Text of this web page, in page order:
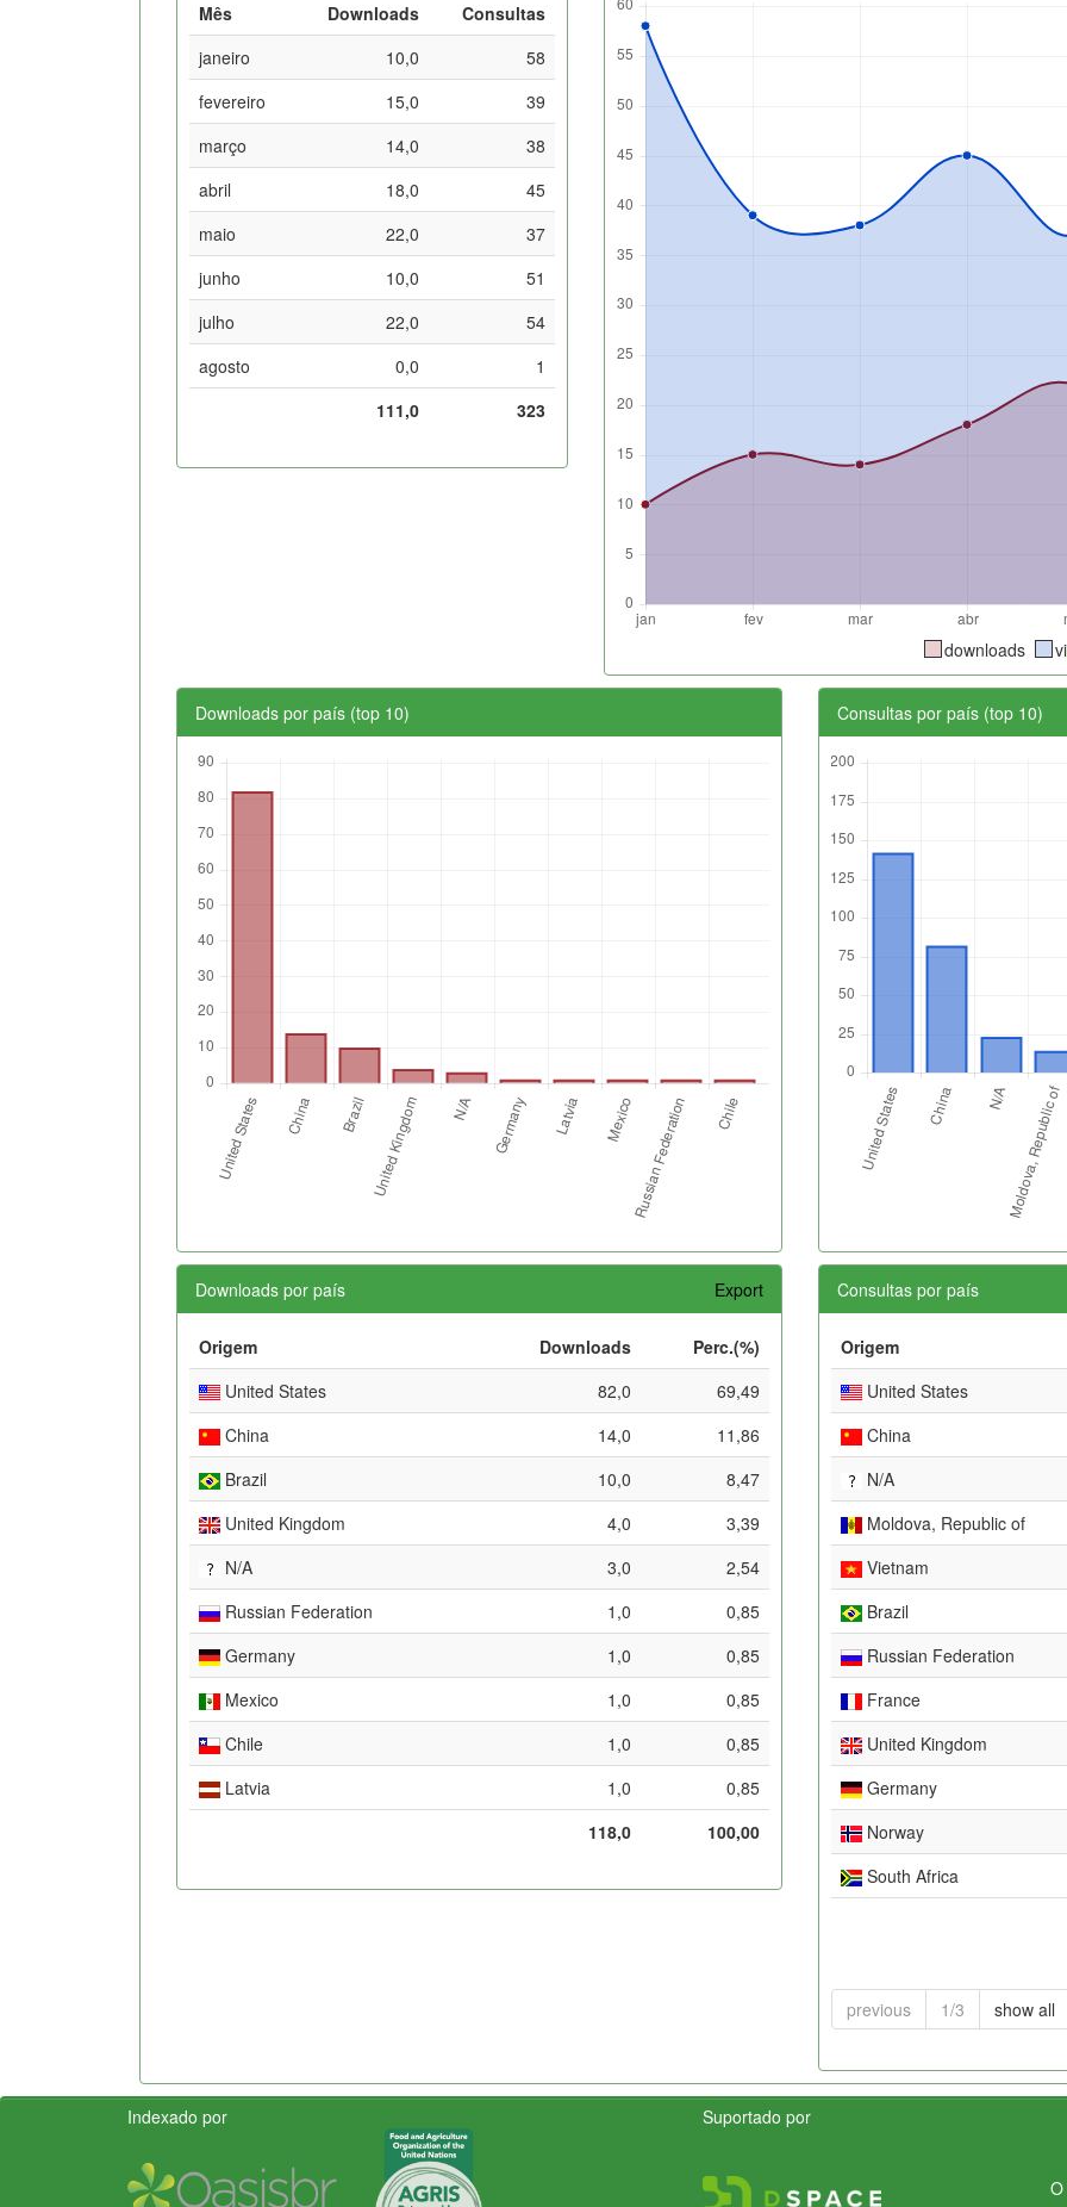
Mês Downloads
Consultas
janeiro
10,0
58
fevereiro
15,0
39
março
14,0
38
abril
18,0
45
maio
22,0
37
junho
10,0
51
julho
22,0
54
agosto
0,0
1
111,0
323
downloads
Downloads por país (top 10) Consultas por país (top 10)
Downloads por país Export
Origem Downloads
Perc.(%)
United States
82,0
69,49
China
14,0
11,86
Brazil
10,0
8,47
United Kingdom
4,0
3,39
N/A
3,0
2,54
Russian Federation
1,0
0,85
Germany
1,0
0,85
Mexico
1,0
0,85
Chile
1,0
0,85
Latvia
1,0
0,85
118,0
100,00
Consultas por país
Origem
United States
China
N/A
Moldova, Republic of
Vietnam
Brazil
Russian Federation
France
United Kingdom
Germany
Norway
South Africa
previous 1/3 show all
Indexado por Suportado por